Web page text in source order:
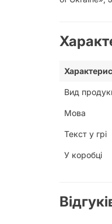
Вид
Мова
Текст у грі
У коробці